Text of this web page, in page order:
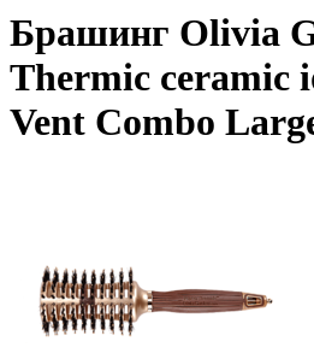
Брашинг Olivia
Thermic ceramic
Vent Combo